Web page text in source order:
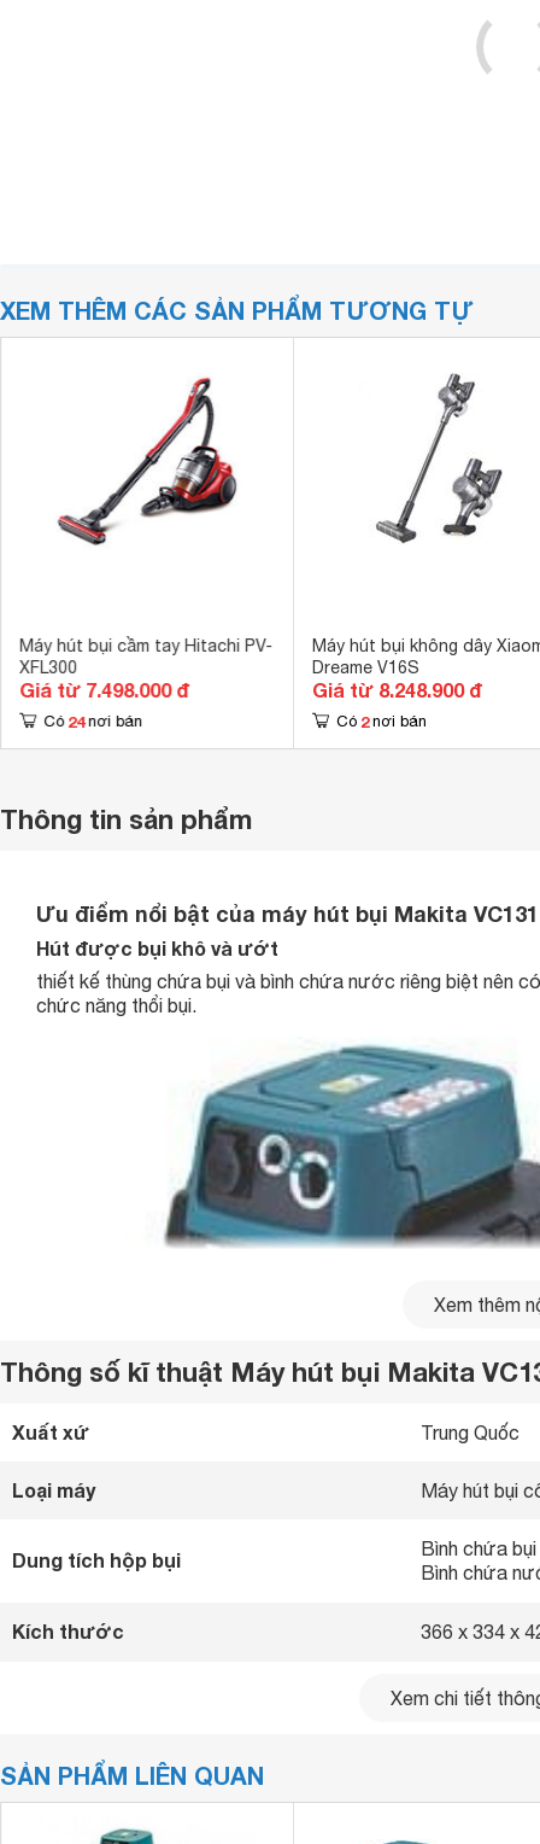
XEM THÊM CÁC SẢN PHẨM TƯƠNG TỰ
Máy hút bụi cầm tay Hitachi PV-
XFL300
Giá từ 7.498.000 đ
Có 24 nơi bán
Máy hút bụi không dây
Dreame V16S
Giá từ 8.248.900 đ
Có 2 nơi bán
Thông tin sản phẩm
Ưu điểm nổi bật của máy hút bụi Makita
Hút được bụi khô và ướt
thiết kế thùng chứa bụi và bình chứa nước riêng biệt nên
chức năng thổi bụi.
Xem thêm
Thông số kĩ thuật Máy hút bụi Makita
Xuất xứ Trung Quốc
Loại máy Máy hút bụi
Dung tích hộp bụi
Bình chứa
Bình chứa
Kích thước 366 x 334 x
Xem chi tiết
SẢN PHẨM LIÊN QUAN